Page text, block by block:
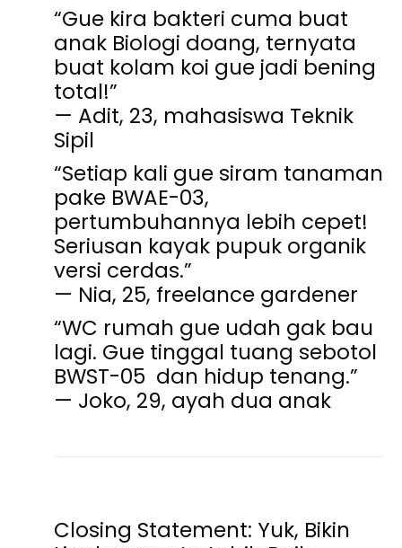
“Gue kira bakteri cuma buat
anak Biologi doang, ternyata
buat kolam koi gue jadi bening
total!”
— Adit, 23, mahasiswa Teknik
Sipil
“Setiap kali gue siram tanaman
pake BWAE-03,
pertumbuhannya lebih cepet!
Seriusan kayak pupuk organik
versi cerdas.”
— Nia, 25, freelance gardener
“WC rumah gue udah gak bau
lagi. Gue tinggal tuang sebotol
BWST-05 dan hidup tenang.”
— Joko, 29, ayah dua anak
Closing Statement: Yuk, Bikin